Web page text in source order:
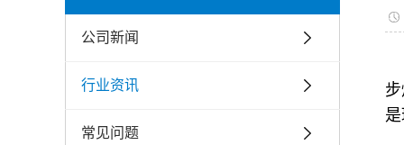
公司新闻
行业资讯
常见问题